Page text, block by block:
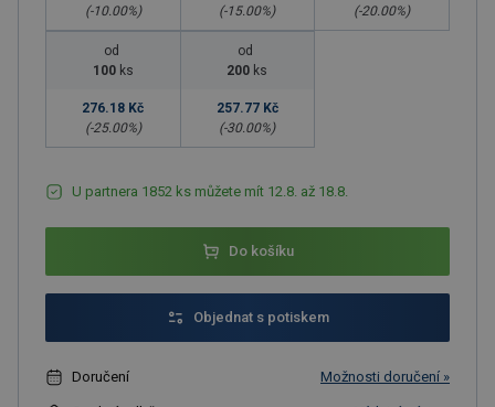
(-10.00%)
(-15.00%)
(-20.00%)
od
100 ks
276.18 Kč
(-25.00%)
od
200 ks
257.77 Kč
(-30.00%)
U partnera 1852 ks můžete mít 12.8. až 18.8.
Do košíku
Objednat s potiskem
Doručení Možnosti doručení »